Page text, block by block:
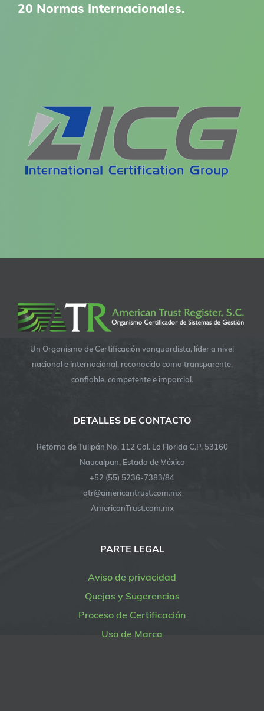
20 Normas Internacionales.
Un Organismo de Certificación vanguardista, líder a nivel
nacional e internacional, reconocido como transparente,
confiable, competente e imparcial.
DETALLES DE CONTACTO
Retorno de Tulipán No. 112 Col. La Florida C.P. 53160
Naucalpan, Estado de México
+52 (55) 5236-7383/84
atr@americantrust.com.mx
AmericanTrust.com.mx
PARTE LEGAL
Aviso de privacidad
Quejas y Sugerencias
Proceso de Certificación
Uso de Marca